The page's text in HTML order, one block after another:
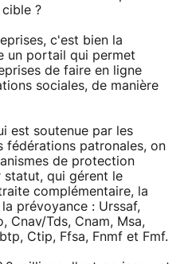
?
c'est bien la
un portail qui permet
de faire en ligne
sociales, de manière
est soutenue par les
fédérations patronales, on
de protection
statut, qui gérent le
complémentaire, la
prévoyance : Urssaf,
Cnav/Tds, Cnam, Msa,
Ctip, Ffsa, Fnmf et Fmf.